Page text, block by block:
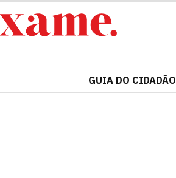
GUIA DO CIDADÃO